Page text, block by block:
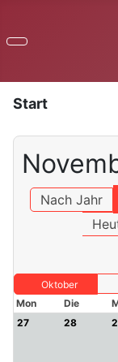
Start
Nach Jahr
Oktober
Mon
Die
27
28